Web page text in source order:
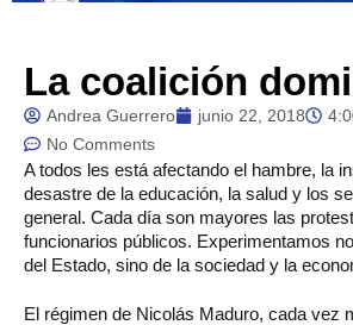
La coalición
Andrea Guerrero junio 22, 2018
No Comments
A todos les está afectando el hambre, la
desastre de la educación, la salud y los
general. Cada día son mayores las
funcionarios públicos. Experimentamos
del Estado, sino de la sociedad y la
El régimen de Nicolás Maduro, cada vez